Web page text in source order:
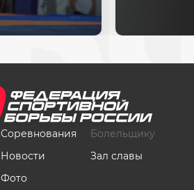
Соревнования
Новости
Фото
Болельщику
Зал славы